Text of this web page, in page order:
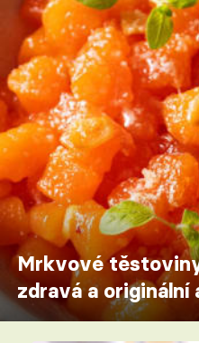
Mrkvové
zdravá a